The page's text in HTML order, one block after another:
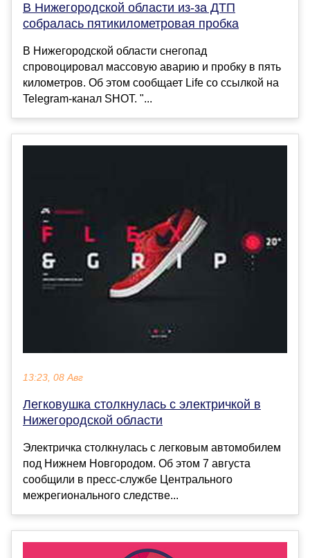
В Нижегородской области из-за ДТП
собралась пятикилометровая пробка
В Нижегородской области снегопад
спровоцировал массовую аварию и пробку в пять
километров. Об этом сообщает Life со ссылкой на
Telegram-канал SHOT. "...
13:23, 08 Авг
Легковушка столкнулась с электричкой в
Нижегородской области
Электричка столкнулась с легковым автомобилем
под Нижнем Новгородом. Об этом 7 августа
сообщили в пресс-службе Центрального
межрегионального следстве...